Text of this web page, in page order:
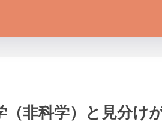
（非科学）と見分け